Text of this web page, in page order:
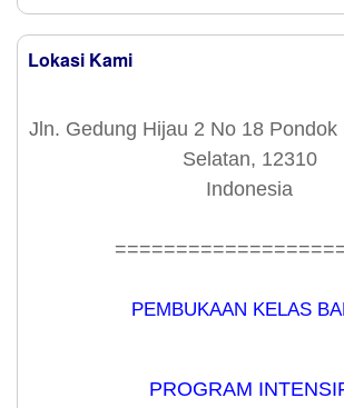
Lokasi Kami
Jln. Gedung Hijau 2 No 18 Pondok
Selatan, 12310
Indonesia
PEMBUKAAN KELAS
PROGRAM